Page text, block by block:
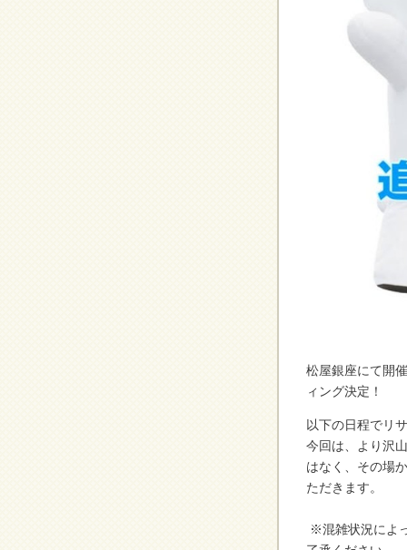
松屋銀座にて開
ィング決定！
以下の日程でリ
今回は、より沢
はなく、その場
ただきます。
※混雑状況によ